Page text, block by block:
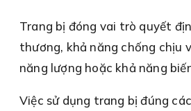
Trang bị đóng vai trò quyết
thương, khả năng chống chịu
năng lượng hoặc khả năng
Việc sử dụng trang bị đúng